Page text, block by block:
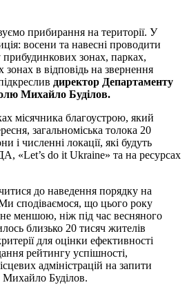
прибирання на території. У
восени та навесні проводити
зонах, парках,
зонах в відповідь на звернення
директор Департаменту
Михайло Буділов.
місячника благоустрою, який
загальноміська толока 20
і численні локації, які будуть
«Let’s do it Ukraine» та на ресурсах
до наведення порядку на
Ми сподіваємося, що цього року
не меншою, ніж під час весняного
близько 20 тисяч жителів
для оцінки ефективності
рейтингу успішності,
адміністрацій на запити
Буділов.